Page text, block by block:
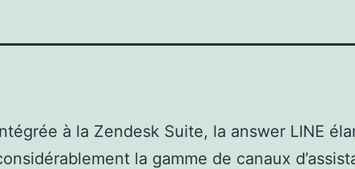
à la Zendesk Suite, la answer LINE
la gamme de canaux